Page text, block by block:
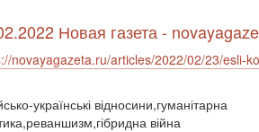
Новая газета -
novayagazeta.ru/articles/2022/02/23/esli-
українські відносини,гуманітарна
війна